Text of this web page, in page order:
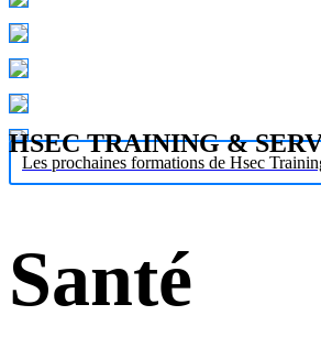
Les prochaines formations de Hsec
HSEC TRAINING &
Santé